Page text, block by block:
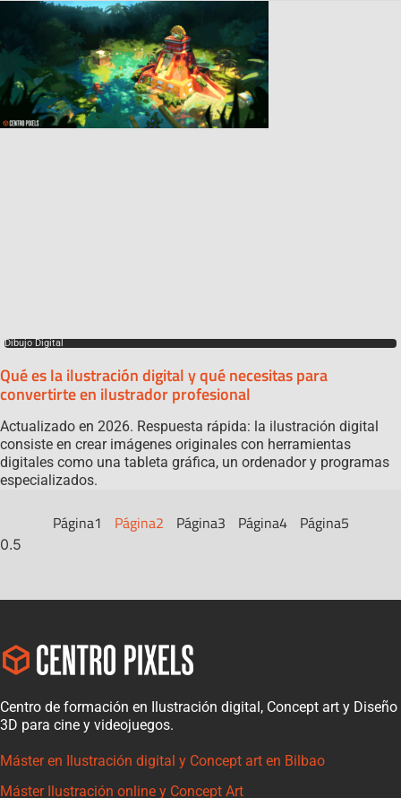
Dibujo Digital
Qué es la ilustración digital y qué necesitas para
convertirte en ilustrador profesional
Actualizado en 2026. Respuesta rápida: la ilustración digital
consiste en crear imágenes originales con herramientas
digitales como una tableta gráfica, un ordenador y programas
especializados.
Página1 Página2 Página3 Página4 Página5
Centro de formación en Ilustración digital, Concept art y Diseño
3D para cine y videojuegos.
Máster en Ilustración digital y Concept art en Bilbao
Máster Ilustración online y Concept Art